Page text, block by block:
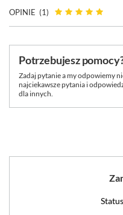
OPINIE (1)
Potrzebujesz
Zadaj pytanie a my odpowiemy
najciekawsze pytania i
dla innych.